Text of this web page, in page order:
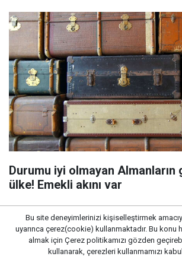
Durumu iyi olmayan Almanların
ülke! Emekli akını var
Bu site deneyimlerinizi kişiselleştirmek
uyarınca çerez(cookie) kullanmaktadır. Bu konu
almak için Çerez politikamızı gözden
kullanarak, çerezleri kullanmamızı